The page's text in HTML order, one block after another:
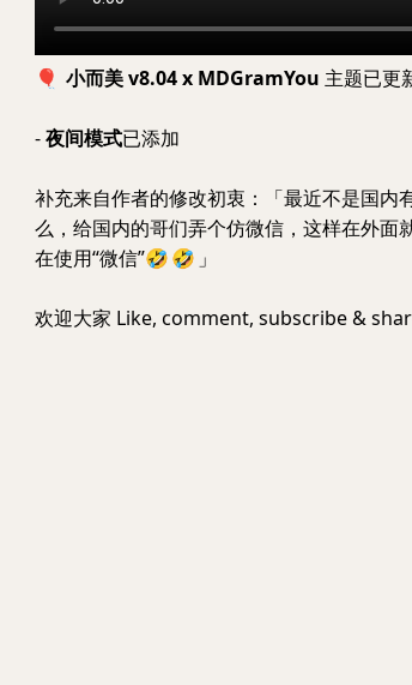
🎈 小而美 v8.04 x MDGramYou 主题已更
-夜间模式已添加
补充来自作者的修改初衷：「最近不是国内
么，给国内的哥们弄个仿微信，这样在外面
在使用“微信”🤣🤣 」
欢迎大家 Like, comment, subscribe &